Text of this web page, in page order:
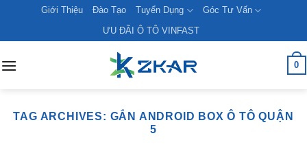
content
Giới Thiệu Đào Tạo Tuyển Dụng
Góc Tư Vấn
ƯU ĐÃI Ô TÔ VINFAST
0
TAG ARCHIVES: GẮN ANDROID BOX Ô TÔ QUẬN
5